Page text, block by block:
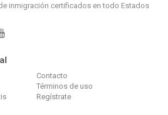
inmigración certificados en todo Estados
Contacto
Términos de uso
Regístrate